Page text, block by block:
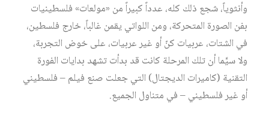
وأنثوياً، شجع ذلك كله، عدداً كبيراً من «مولعات» فلسطينيات
بفن الصورة المتحركة، ومن اللواتي يقمن غالباً، خارج فلسطين،
في الشتات، عربيات كنّ أو غير عربيات، على خوض التجربة،
ولا سيَّما أن تلك المرحلة كانت قد بدأت تشهد بدايات الفورة
التقنية (كاميرات الديجتال) التي جعلت صنع فيلم – فلسطيني
أو غير فلسطيني – في متناول الجميع.